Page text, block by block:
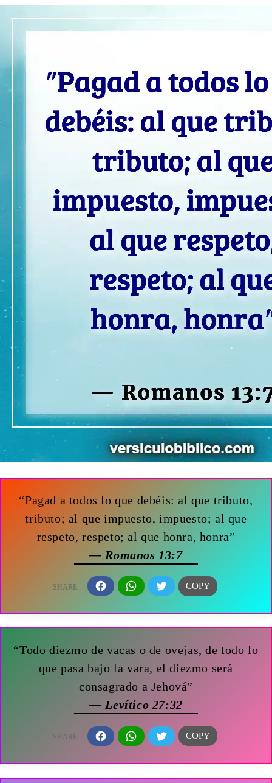
“Pagad a todos lo que debéis: al que tributo,
tributo; al que impuesto, impuesto; al que
respeto, respeto; al que honra, honra”
— Romanos 13:7
“Todo diezmo de vacas o de ovejas, de todo lo
que pasa bajo la vara, el diezmo será
consagrado a Jehová”
— Levítico 27:32